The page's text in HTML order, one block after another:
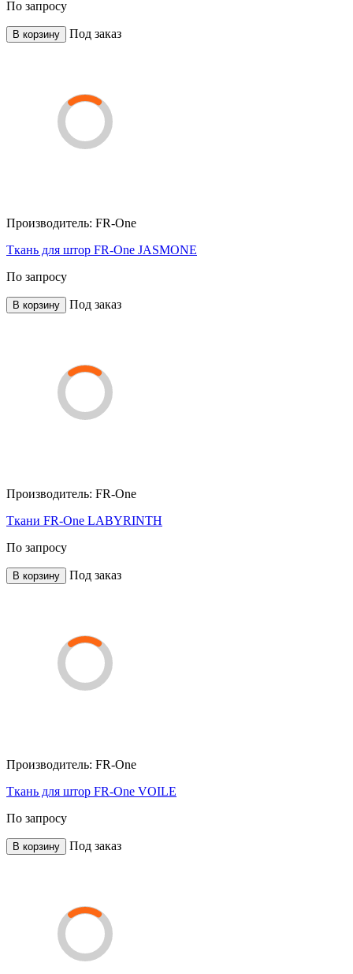
По запросу
В корзину Под заказ
Производитель: FR-One
Ткань для штор FR-One JASMONE
По запросу
В корзину Под заказ
Производитель: FR-One
Ткани FR-One LABYRINTH
По запросу
В корзину Под заказ
Производитель: FR-One
Ткань для штор FR-One VOILE
По запросу
В корзину Под заказ